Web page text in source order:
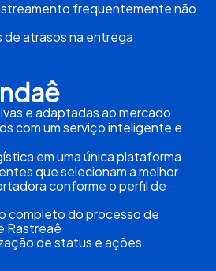
frequentemente não
atrasos na entrega
e adaptadas ao mercado
com um serviço inteligente e
em uma única plataforma
que selecionam a melhor
conforme o perfil de
completo do processo de
Rastreaê
de status e ações